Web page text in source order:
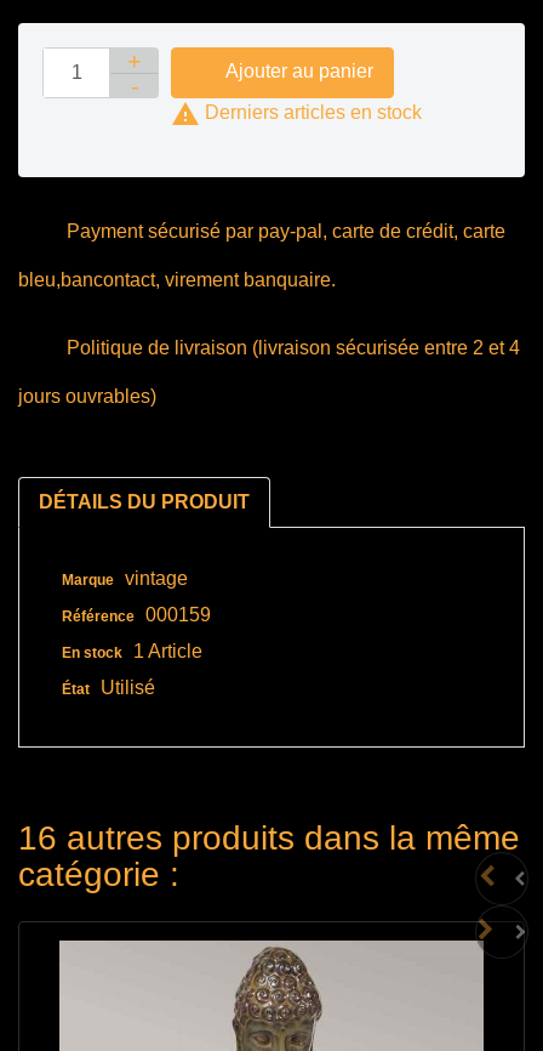
Ajouter au panier
 Derniers articles en stock
Payment sécurisé par pay-pal, carte de crédit, carte
bleu,bancontact, virement banquaire.
Politique de livraison (livraison sécurisée entre 2 et 4
jours ouvrables)
DÉTAILS DU PRODUIT
Marque vintage
Référence 000159
En stock 1 Article
État Utilisé
16 autres produits dans la même
catégorie :